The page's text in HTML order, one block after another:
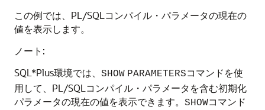
この例では、PL/SQLコンパイル・パラメータの現在の
値を表示します。
ノート:
SQL*Plus環境では、 SHOW PARAMETERSコマンドを使
用して、PL/SQLコンパイル・パラメータを含む初期化
パラメータの現在の値を表示できます。 SHOWコマンド